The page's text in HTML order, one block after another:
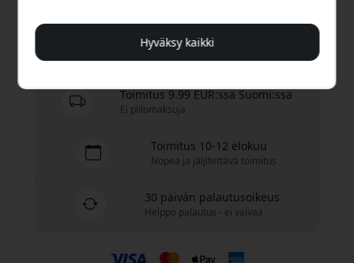
Varastossa - valmiina lähetettäväksi
Toimitus 9.99 EUR:ssa Suomi:ssa
Ei piilomaksuja
Toimitus 10-12 elokuu
Nopea ja jäljitettävä toimitus
30 päivän palautusoikeus
Helppo palautus - ei vaivaa
Hyväksy kaikki